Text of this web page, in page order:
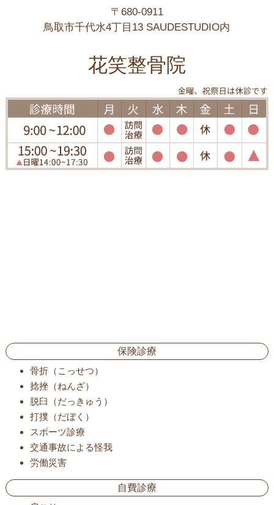
〒680-0911
鳥取市千代水4丁目13 SAUDESTUDIO内
花笑整骨院
保険診療
骨折（こっせつ）
捻挫（ねんざ）
脱臼（だっきゅう）
打撲（だぼく）
スポーツ診療
交通事故による怪我
労働災害
自費診療